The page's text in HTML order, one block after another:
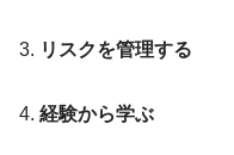
3. リスクを管理する
4. 経験から学ぶ